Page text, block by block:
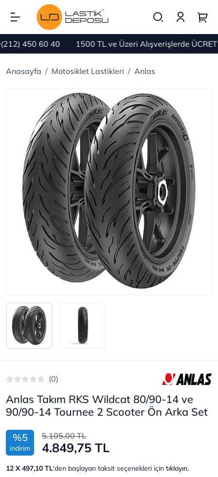
450 60 40 1500 TL ve Üzeri Alışverişlerde ÜCRETSİZ
Anasayfa Motosiklet Lastikleri Anlas
(0)
Anlas Takım RKS Wildcat 80/90-14 ve
90/90-14 Tournee 2 Scooter Ön Arka Set
%5
indirim
5.105,00 TL
4.849,75 TL
12 X 497,10 TL'den başlayan taksit seçenekleri için tıklayın.